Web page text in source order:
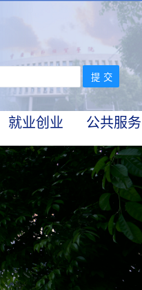
就业创业 公共服务